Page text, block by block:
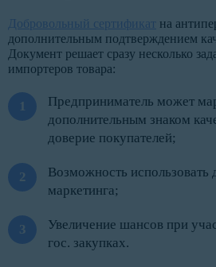
Добровольный сертификат на
дополнительным подтверждением
Документ решает сразу несколько
импортеров товара:
Предприниматель может
дополнительным знаком
доверие покупателей;
Возможность использовать
маркетинга;
Увеличение шансов при
гос. закупках.